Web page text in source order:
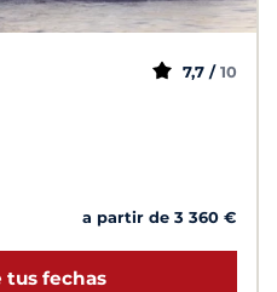
7,7 / 10
a partir de 3 360 €
fechas